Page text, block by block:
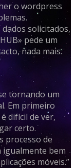
o wordpress
solicitados,
pede um
nada mais.
tornando um
Em primeiro
difícil de ver,
certo.
processo de
igualmente bem
móveis.”